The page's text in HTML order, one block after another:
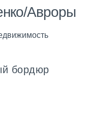
Авроры
бордюр